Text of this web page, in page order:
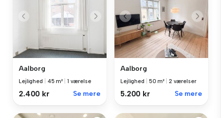
Aalborg
Lejlighed 45 m² 1 værelse
2.400 kr Se mere
Aalborg
Lejlighed 50 m² 2 værelser
5.200 kr Se mere